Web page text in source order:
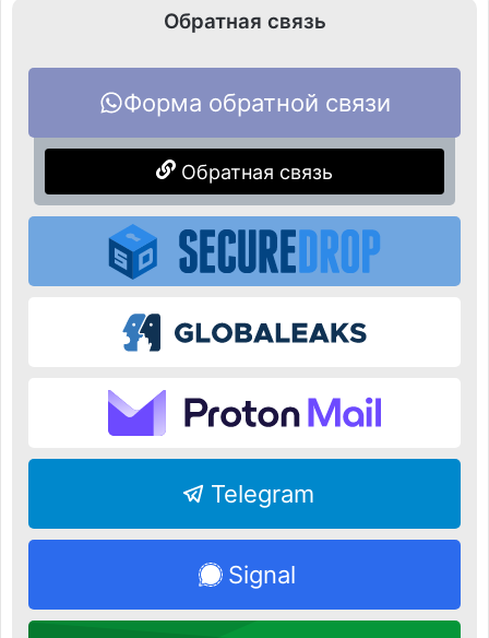
Обратная связь
Форма обратной связи
Обратная связь
Telegram
Signal